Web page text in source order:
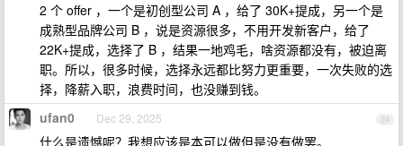
2 个 offer ，一个是初创型公司 A ，给了 30K+提成，另一个是
成熟型品牌公司 B ，说是资源很多，不用开发新客户，给了
22K+提成，选择了 B ，结果一地鸡毛，啥资源都没有，被迫离
职。所以，很多时候，选择永远都比努力更重要，一次失败的选
择，降薪入职，浪费时间，也没赚到钱。
24
ufan0 Dec 29, 2025
什么是遗憾呢？我想应该是本可以做但是没有做罢。